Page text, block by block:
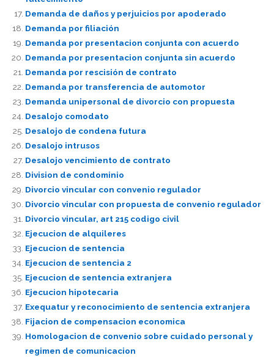
Demanda de daños y perjuicios por apoderado
Demanda por filiación
Demanda por presentacion conjunta con acuerdo
Demanda por presentacion conjunta sin acuerdo
Demanda por rescisión de contrato
Demanda por transferencia de automotor
Demanda unipersonal de divorcio con propuesta
Desalojo comodato
Desalojo de condena futura
Desalojo intrusos
Desalojo vencimiento de contrato
Division de condominio
Divorcio vincular con convenio regulador
Divorcio vincular con propuesta de convenio regulador
Divorcio vincular, art 215 codigo civil
Ejecucion de alquileres
Ejecucion de sentencia
Ejecucion de sentencia 2
Ejecucion de sentencia extranjera
Ejecucion hipotecaria
Exequatur y reconocimiento de sentencia extranjera
Fijacion de compensacion economica
Homologacion de convenio sobre cuidado personal y
regimen de comunicacion